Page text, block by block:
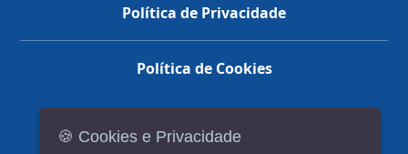
Política de Privacidade
Política de Cookies
🍪 Cookies e Privacidade